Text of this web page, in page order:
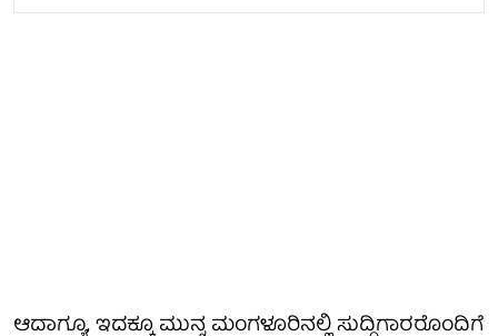
ಆದಾಗ್ಯೂ, ಇದಕ್ಕೂ ಮುನ್ನ ಮಂಗಳೂರಿನಲ್ಲಿ ಸುದ್ದಿಗಾರರೊಂದಿಗೆ